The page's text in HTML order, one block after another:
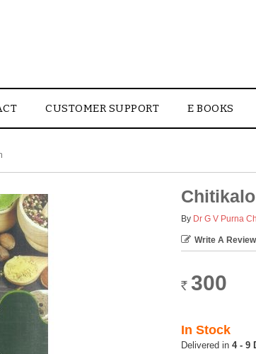
CUSTOMER SUPPORT E BOOKS
By Dr G V Purna
Write A Review
Rs. 300
In Stock
4 - 9